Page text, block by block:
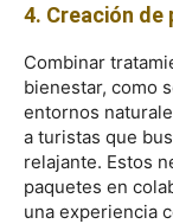
4. Creación
Combinar
bienestar, como
entornos
a turistas que
relajante. Estos
paquetes en
una experiencia